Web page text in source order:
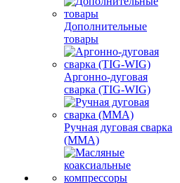
Дополнительные
товары
Аргонно-дуговая
сварка (TIG-WIG)
Ручная дуговая сварка
(MMA)